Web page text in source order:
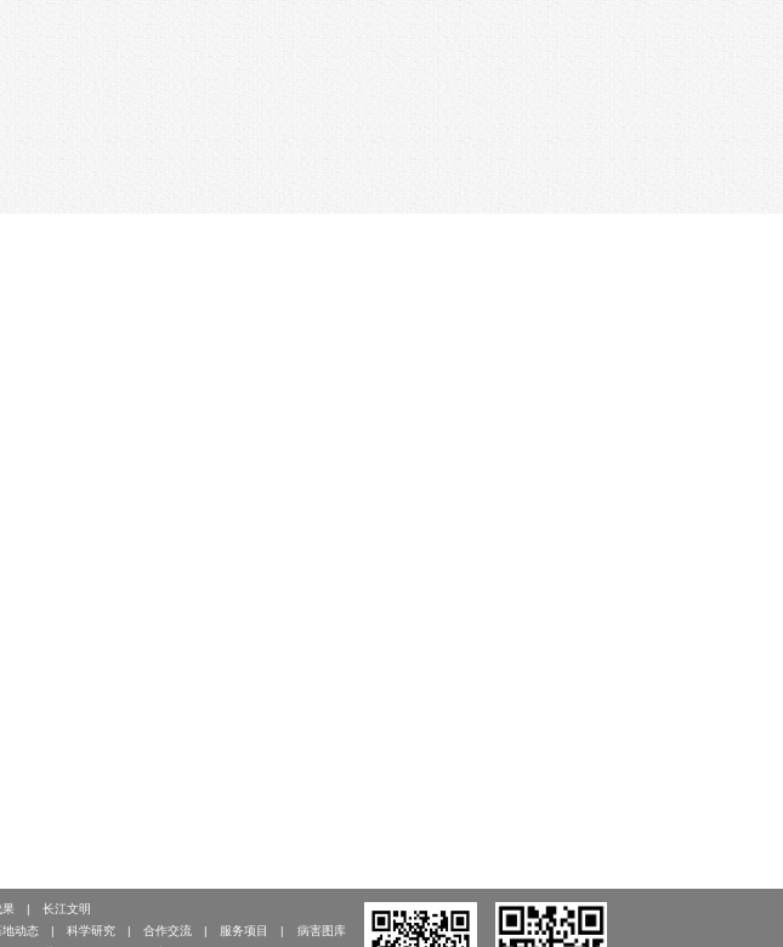
果
长江文明
地动态 科学研究 合作交流 服务项目
病害图库